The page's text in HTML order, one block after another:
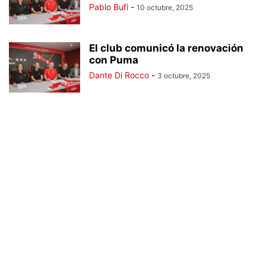
Pablo Bufi - 10 octubre, 2025
El club comunicó la renovación
con Puma
Dante Di Rocco - 3 octubre, 2025